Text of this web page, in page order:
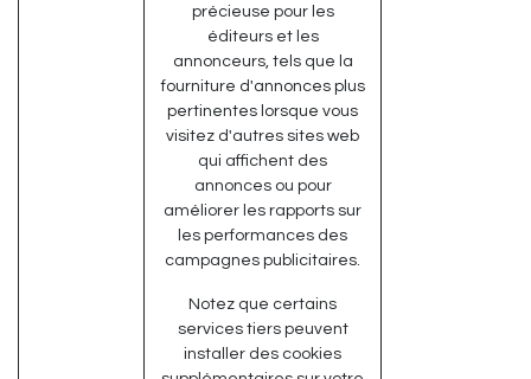
précieuse pour les
éditeurs et les
annonceurs, tels que la
fourniture d'annonces plus
pertinentes lorsque vous
visitez d'autres sites web
qui affichent des
annonces ou pour
améliorer les rapports sur
les performances des
campagnes publicitaires.
Notez que certains
services tiers peuvent
installer des cookies